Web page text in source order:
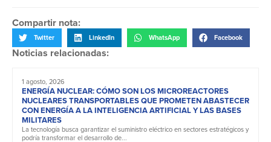
Compartir nota:
Twitter LinkedIn WhatsApp Facebook
Noticias relacionadas:
1 agosto, 2026
ENERGÍA NUCLEAR: CÓMO SON LOS MICROREACTORES
NUCLEARES TRANSPORTABLES QUE PROMETEN ABASTECER
CON ENERGÍA A LA INTELIGENCIA ARTIFICIAL Y LAS BASES
MILITARES
La tecnología busca garantizar el suministro eléctrico en sectores estratégicos y
podría transformar el desarrollo de...